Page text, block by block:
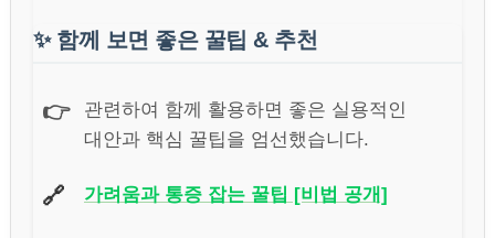
✨ 함께 보면 좋은 꿀팁 & 추천
👉
관련하여 함께 활용하면 좋은 실용적인
대안과 핵심 꿀팁을 엄선했습니다.
🔗 가려움과 통증 잡는 꿀팁 [비법 공개]